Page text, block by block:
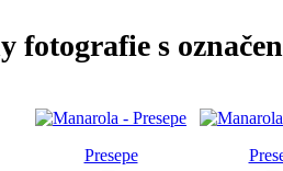
fotografie s
Presepe